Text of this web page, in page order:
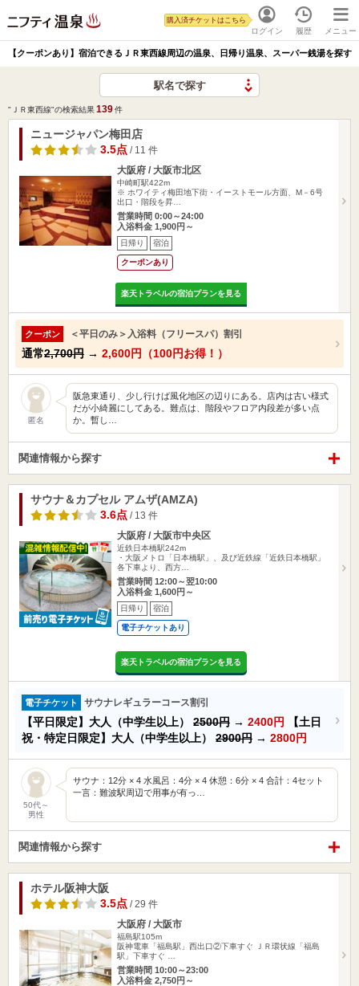
ログイン
購入済チケットはこちら
履歴 メニュー
【クーポンあり】宿泊できるＪＲ東西線周辺の温泉、日帰り温泉、スーパー銭湯を探す
駅名で探す
"ＪＲ東西線"の検索結果139件
ニュージャパン梅田店
3.5点 / 11 件
大阪府 / 大阪市北区
中崎町駅422m
※ ホワイティ梅田地下街・イーストモール方面、M－6号
出口・階段を昇…
営業時間 0:00～24:00
入浴料金 1,900円～
日帰り 宿泊
クーポンあり
楽天トラベルの宿泊プランを見る
クーポン ＜平日のみ＞入浴料（フリースパ）割引
通常2,700円 → 2,600円（100円お得！）
匿名
阪急東通り、少し行けば風化地区の辺りにある。店内は古い様式
だが小綺麗にしてある。難点は、階段やフロア内段差が多い点
か。暫し…
関連情報から探す
サウナ＆カプセル アムザ(AMZA)
3.6点 / 13 件
大阪府 / 大阪市中央区
近鉄日本橋駅242m
・大阪メトロ「日本橋駅」、及び近鉄線「近鉄日本橋駅」
各下車より、西方…
営業時間 12:00～翌10:00
入浴料金 1,600円～
日帰り 宿泊
電子チケットあり
楽天トラベルの宿泊プランを見る
電子チケット サウナレギュラーコース割引
【平日限定】大人（中学生以上） 2500円 → 2400円
【土日
祝・特定日限定】大人（中学生以上） 2900円 → 2800円
50代～
男性
サウナ：12分 × 4 水風呂：4分 × 4 休憩：6分 × 4 合計：4セット
一言：難波駅周辺で用事が有っ…
関連情報から探す
ホテル阪神大阪
3.5点 / 29 件
大阪府 / 大阪市
福島駅105m
阪神電車「福島駅」西出口②下車すぐ ＪＲ環状線「福島
駅」下車すぐ …
営業時間 10:00～23:00
入浴料金 2,750円～